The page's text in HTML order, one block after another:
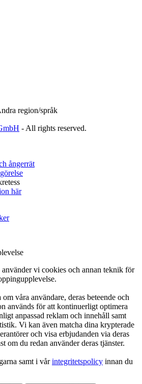
region/språk
- All rights reserved.
ångerrät
här
vi cookies och annan teknik för
våra användare, deras beteende och
används för att kontinuerligt optimera
anpassad reklam och innehåll samt
Vi kan även matcha dina krypterade
och visa erbjudanden via deras
om du redan använder deras tjänster.
samt i vårintegritetspolicy innan du